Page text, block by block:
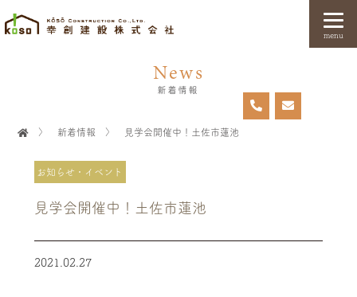
menu
News
新着情報
〉 新着情報 〉 見学会開催中！土佐市蓮池
お知らせ・イベント
見学会開催中！土佐市蓮池
2021.02.27